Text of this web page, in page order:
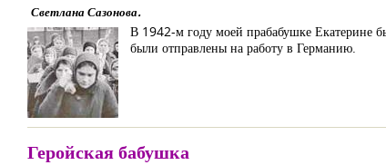
Светлана Сазонова.
В 1942-м году моей прабабушке Екатерине
были отправлены на работу в Германию.
Геройская бабушка